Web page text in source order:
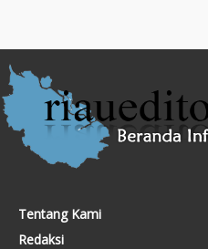
Tentang Kami
Redaksi